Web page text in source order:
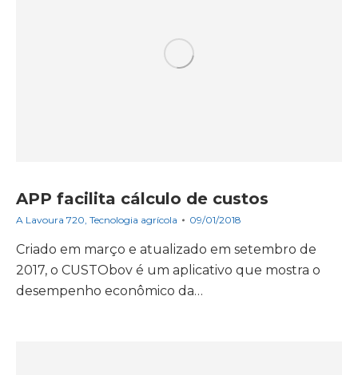
APP facilita cálculo de custos
A Lavoura 720, Tecnologia agrícola 09/01/2018
Criado em março e atualizado em setembro de
2017, o CUSTObov é um aplicativo que mostra o
desempenho econômico da…